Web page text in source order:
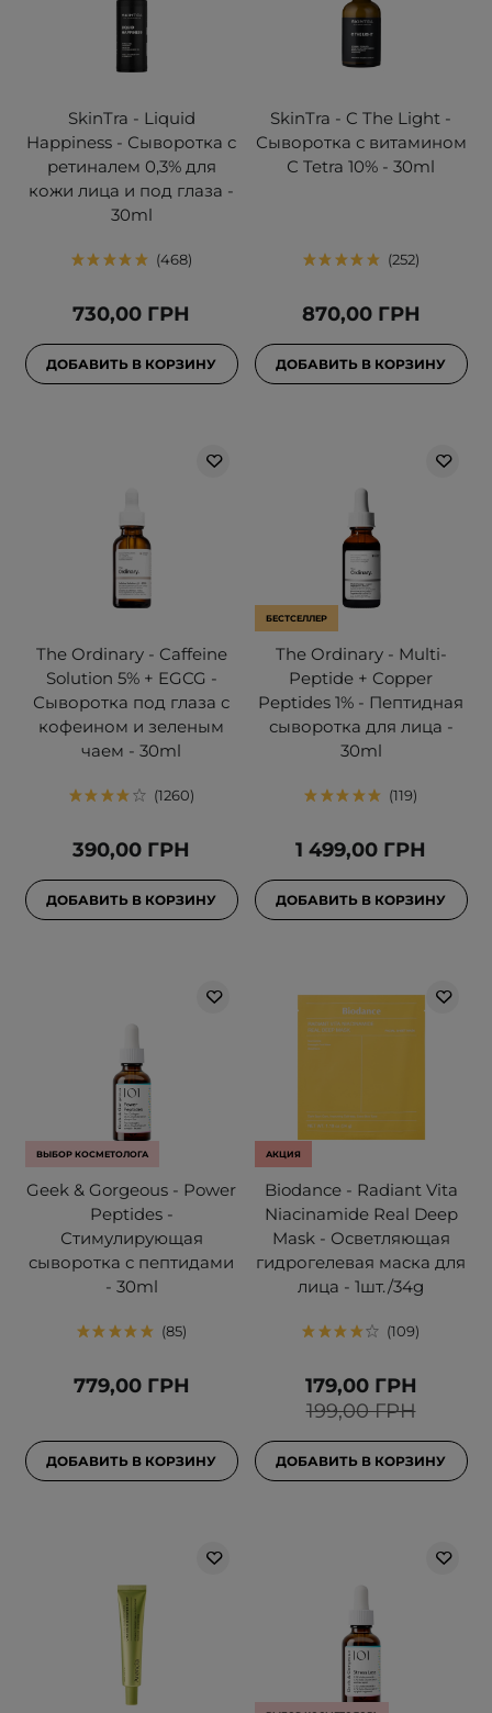
SkinTra - Liquid
Happiness - Сыворотка с
ретиналем 0,3% для
кожи лица и под глаза -
30ml
468
730,00 ГРН
ДОБАВИТЬ В КОРЗИНУ
SkinTra - C The Light -
Сыворотка с витамином
С Tetra 10% - 30ml
252
870,00 ГРН
ДОБАВИТЬ В КОРЗИНУ
The Ordinary - Caffeine
Solution 5% + EGCG -
Сыворотка под глаза с
кофеином и зеленым
чаем - 30ml
1260
390,00 ГРН
ДОБАВИТЬ В КОРЗИНУ
БЕСТСЕЛЛЕР
The Ordinary - Multi-
Peptide + Copper
Peptides 1% - Пептидная
сыворотка для лица -
30ml
119
1 499,00 ГРН
ДОБАВИТЬ В КОРЗИНУ
ВЫБОР КОСМЕТОЛОГА
Geek & Gorgeous - Power
Peptides -
Стимулирующая
сыворотка с пептидами
- 30ml
85
779,00 ГРН
ДОБАВИТЬ В КОРЗИНУ
АКЦИЯ
Biodance - Radiant Vita
Niacinamide Real Deep
Mask - Осветляющая
гидрогелевая маска для
лица - 1шт./34g
109
199,00 ГРН
179,00 ГРН
ДОБАВИТЬ В КОРЗИНУ